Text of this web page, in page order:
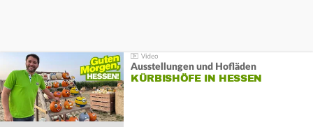
Ausstellungen und Hofläden
KÜRBISHÖFE IN HESSEN